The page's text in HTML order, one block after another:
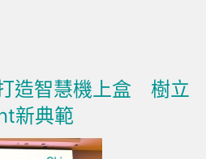
造智慧機上盒 樹立
新典範